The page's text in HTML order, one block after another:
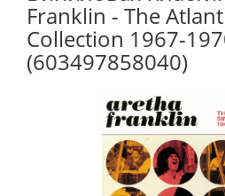
Franklin - The
Collection 1967-
(603497858040)